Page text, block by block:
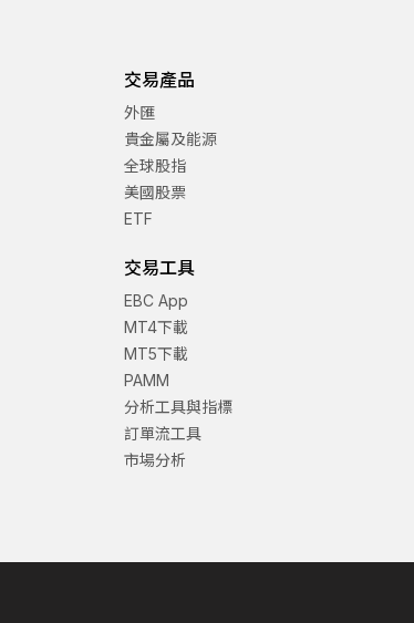
交易產品
外匯
貴金屬及能源
全球股指
美國股票
ETF
交易工具
EBC App
MT4下載
MT5下載
PAMM
分析工具與指標
訂單流工具
市場分析